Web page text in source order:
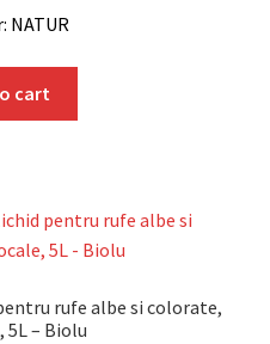
NATUR
cart
rufe albe si colorate,
– Biolu